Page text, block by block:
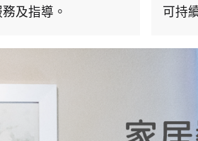
及指導。
可持